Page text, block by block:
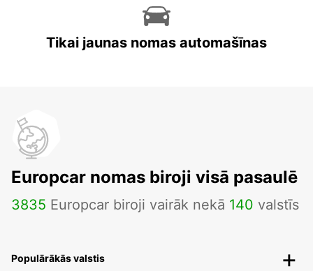
Tikai jaunas nomas automašīnas
Europcar nomas biroji visā pasaulē
3835 Europcar biroji vairāk nekā 140 valstīs
Populārākās valstis